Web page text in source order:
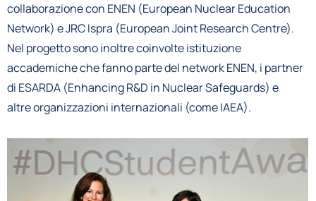
collaborazione con ENEN (European Nuclear Education
Network) e JRC Ispra (European Joint Research Centre).
Nel progetto sono inoltre coinvolte istituzione
accademiche che fanno parte del network ENEN, i partner
di ESARDA (Enhancing R&D in Nuclear Safeguards) e
altre organizzazioni internazionali (come IAEA).